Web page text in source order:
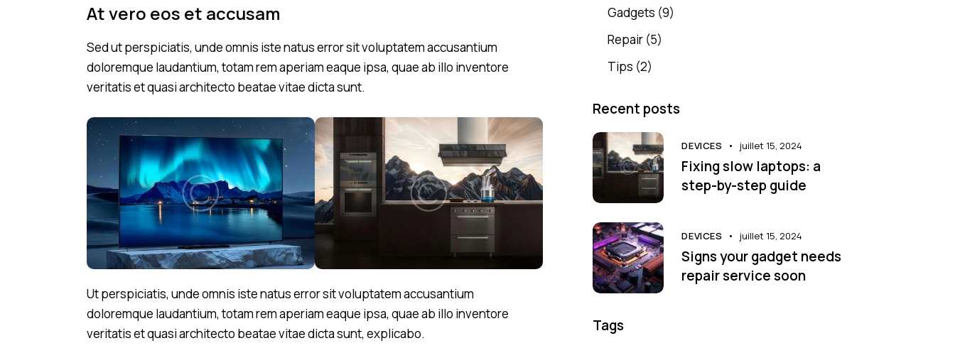
At vero eos et accusam
Sed ut perspiciatis, unde omnis iste natus error sit voluptatem accusantium
doloremque laudantium, totam rem aperiam eaque ipsa, quae ab illo inventore
veritatis et quasi architecto beatae vitae dicta sunt.
Ut perspiciatis, unde omnis iste natus error sit voluptatem accusantium
doloremque laudantium, totam rem aperiam eaque ipsa, quae ab illo inventore
veritatis et quasi architecto beatae vitae dicta sunt, explicabo.
Gadgets (9)
Repair(5)
Tips (2)
Recent posts
DEVICES juillet 15, 2024
Fixing slow laptops: a
step-by-step guide
DEVICES juillet 15, 2024
Signs your gadget needs
repair service soon
Tags